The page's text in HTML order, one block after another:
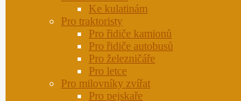
Ke kulatinám
Pro traktoristy
Pro řidiče kamionů
Pro řidiče autobusů
Pro železničáře
Pro letce
Pro milovníky zvířat
Pro pejskaře